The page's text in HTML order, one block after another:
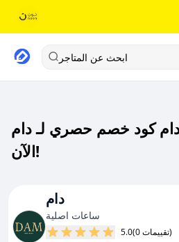
ابحث عن المتاجر
كود خصم حصري لـ دام
الآن!
دام
ساعات اصلية
5.0 (0 تقييمات)